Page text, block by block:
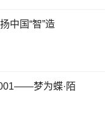
中国“智”造
梦为蝶·陌